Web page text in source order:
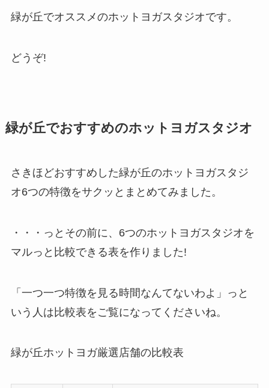
緑が丘でオススメのホットヨガスタジオです。
どうぞ!
緑が丘でおすすめのホットヨガスタジオ
さきほどおすすめした緑が丘のホットヨガスタジ
オ6つの特徴をサクッとまとめてみました。
・・・っとその前に、6つのホットヨガスタジオを
マルっと比較できる表を作りました!
「一つ一つ特徴を見る時間なんてないわよ」っと
いう人は比較表をご覧になってくださいね。
緑が丘ホットヨガ厳選店舗の比較表